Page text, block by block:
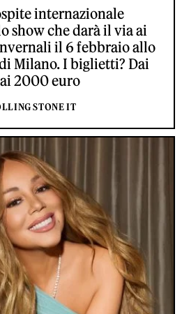
internazionale
show che darà il via ai
il 6 febbraio allo
Milano. I biglietti? Dai
2000 euro
STONE IT